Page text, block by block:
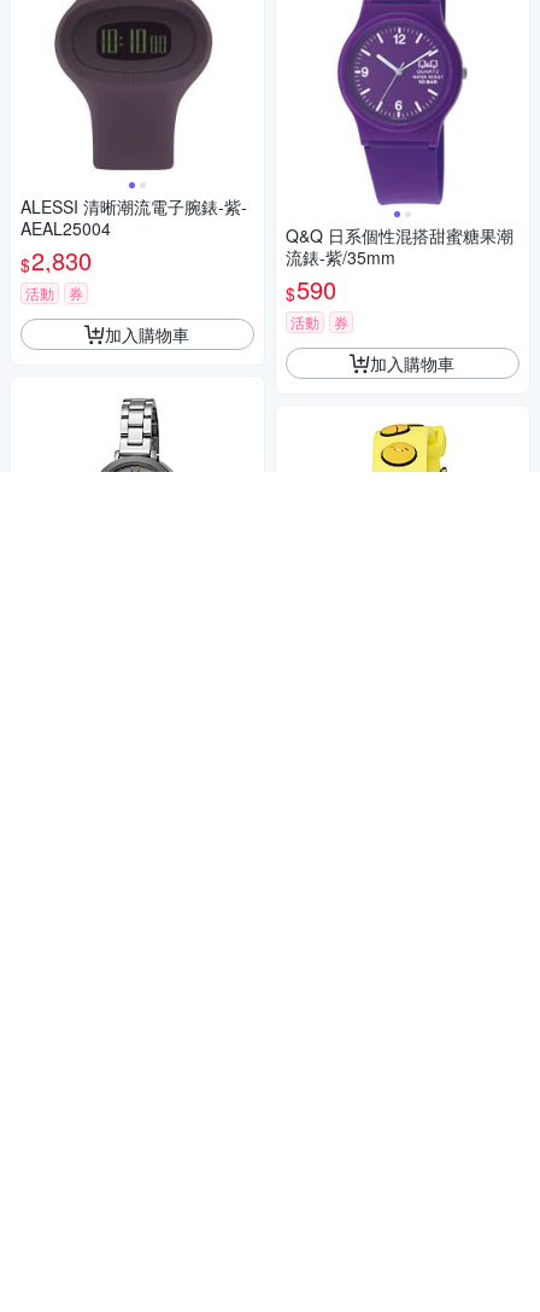
ALESSI 清晰潮流電子腕錶-紫-
AEAL25004
$2,830
活動 券
加入購物車
Q&Q 日系個性混搭甜蜜糖果潮
流錶-紫/35mm
$590
活動 券
加入購物車